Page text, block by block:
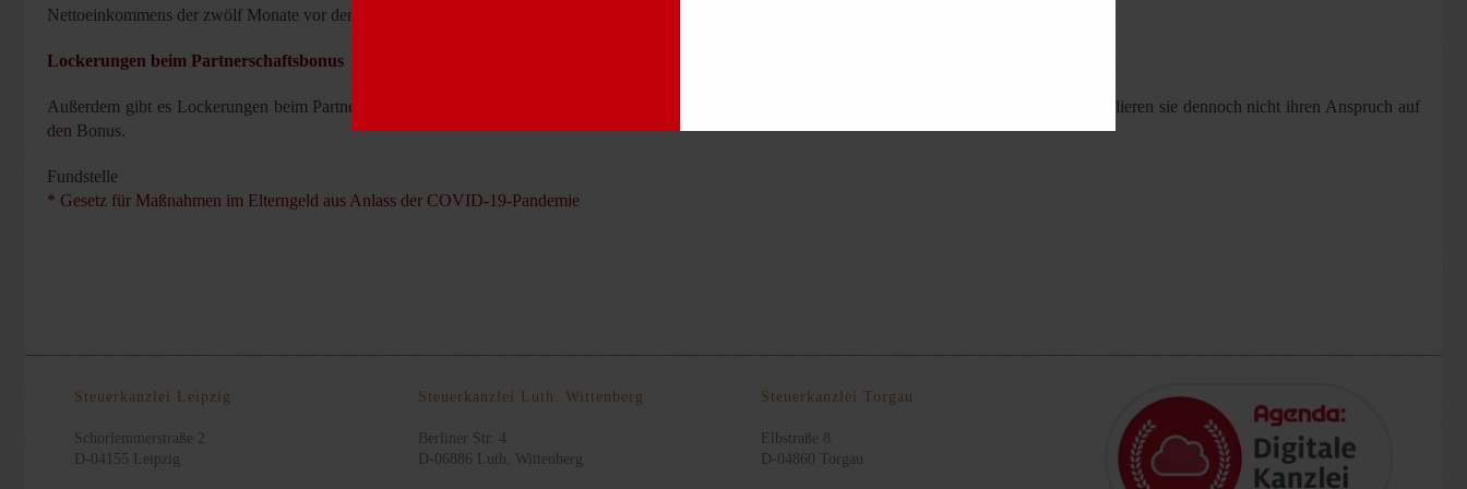
Nettoeinkommens der zwölf Monate vor der Geburt.
Lockerungen beim Partnerschaftsbonus
Außerdem gibt es Lockerungen beim Partnerschaftsbonus: Können Mütter und Väter wegen der Krise ihre eigentlichen Arbeitszeiten nicht einhalten, verlieren sie dennoch nicht ihren Anspruch auf
den Bonus.
Fundstelle
* Gesetz für Maßnahmen im Elterngeld aus Anlass der COVID-19-Pandemie
Steuerkanzlei Leipzig
Schorlemmerstraße 2
D-04155 Leipzig
Steuerkanzlei Luth. Wittenberg
Berliner Str. 4
D-06886 Luth. Wittenberg
Steuerkanzlei Torgau
Elbstraße 8
D-04860 Torgau